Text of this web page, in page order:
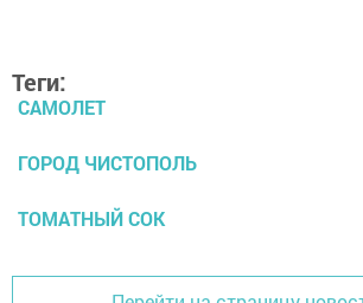
Теги:
САМОЛЕТ
ГОРОД ЧИСТОПОЛЬ
ТОМАТНЫЙ СОК